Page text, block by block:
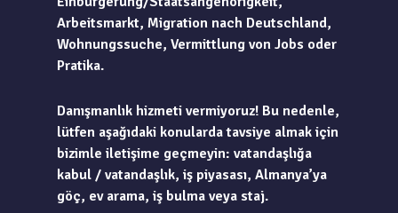
Arbeitsmarkt, Migration nach Deutschland,
Wohnungssuche, Vermittlung von Jobs oder
Pratika.
Danışmanlık hizmeti vermiyoruz! Bu nedenle,
lütfen aşağıdaki konularda tavsiye almak için
bizimle iletişime geçmeyin: vatandaşlığa
kabul / vatandaşlık, iş piyasası, Almanya’ya
göç, ev arama, iş bulma veya staj.